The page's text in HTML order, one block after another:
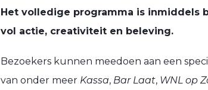
Het volledige programma is inmiddels
vol actie, creativiteit en beleving.
Bezoekers kunnen meedoen aan een
van onder meer Kassa, Bar Laat, WNL op